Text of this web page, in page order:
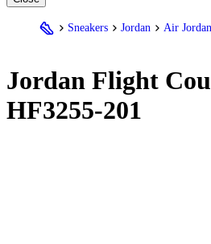
Sneakers Jordan Air
Jordan Flight
HF3255-201